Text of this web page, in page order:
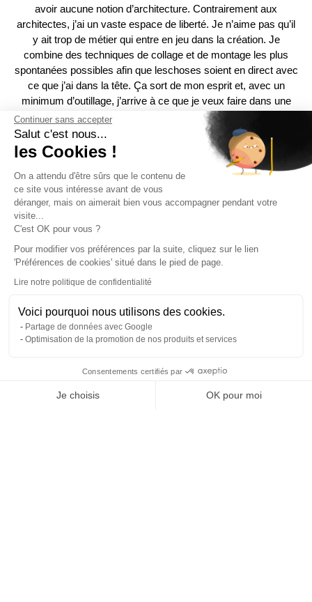
avoir aucune notion d’architecture. Contrairement aux
architectes, j’ai un vaste espace de liberté. Je n’aime pas qu’il
y ait trop de métier qui entre en jeu dans la création. Je
combine des techniques de collage et de montage les plus
spontanées possibles afin que leschoses soient en direct avec
ce que j’ai dans la tête. Ça sort de mon esprit et, avec un
minimum d’outillage, j’arrive à ce que je veux faire dans une
certaine improvisation. C’est comme lorsqu’on dessine avec
des crayons : c’est direct, spontané… Effectivement, on
m’appelle l’Anarchitecte ou l’Architectoniste. Je n’ai pas de
contraintes ; c’est ce que j’aime dans l’Art.
Continuer sans accepter
Salut c'est nous...
les Cookies !
On a attendu d'être sûrs que le contenu de
ce site vous intéresse avant de vous
déranger, mais on aimerait bien vous accompagner pendant votre
visite...
C'est OK pour vous ?
Pour modifier vos préférences par la suite, cliquez sur le lien
'Préférences de cookies' situé dans le pied de page.
Lire notre politique de confidentialité
Voici pourquoi nous utilisons des cookies.
Partage de données avec Google
Optimisation de la promotion de nos produits et services
Consentements certifiés par
Je choisis OK pour moi